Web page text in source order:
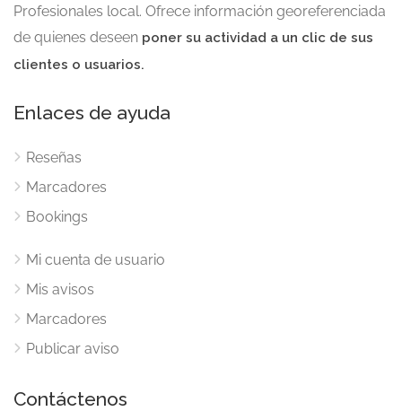
Profesionales local. Ofrece información georeferenciada
de quienes deseen poner su actividad a un clic de sus
clientes o usuarios.
Enlaces de ayuda
Reseñas
Marcadores
Bookings
Mi cuenta de usuario
Mis avisos
Marcadores
Publicar aviso
Contáctenos